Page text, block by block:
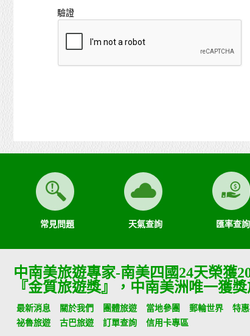
驗證
常見問題 天氣查詢 匯率查詢
中南美旅遊專家-南美四國24天榮獲
『金質旅遊獎』，中南美洲唯一獲
最新消息 關於我們 團體旅遊 當地參團 郵輪世界 特
祕魯旅遊
古巴旅遊 訂單查詢 信用卡專區